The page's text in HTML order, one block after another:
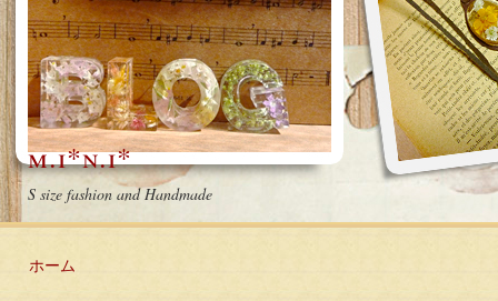
m.i*n.i*
S size fashion and Handmade
ホーム